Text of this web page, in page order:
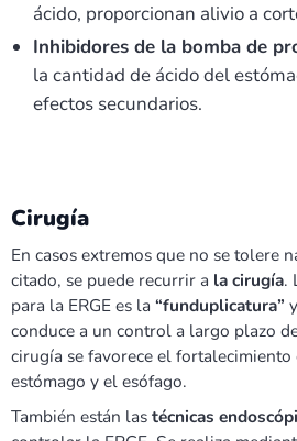
ácido, proporcionan alivio a
Inhibidores de la bomba de
la cantidad de ácido del
efectos secundarios.
Cirugía
En casos extremos que no se tolere
citado, se puede recurrir a la cirugía.
para la ERGE es la “funduplicatura”
conduce a un control a largo plazo
cirugía se favorece el
estómago y el esófago.
También están lastécnicas